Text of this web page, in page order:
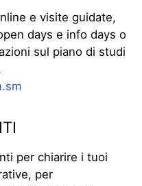
e visite guidate,
days e info days o
sul piano di studi
per chiarire i tuoi
per